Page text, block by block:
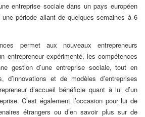
entreprise sociale dans un pays européen
période allant de quelques semaines à 6
permet aux nouveaux entrepreneurs
entrepreneur expérimenté, les compétences
gestion d’une entreprise sociale, tout en
d’innovations et de modèles d’entreprises
d’accueil bénéficie quant à lui d’un
C’est également l’occasion pour lui de
étrangers ou d’en savoir plus sur de